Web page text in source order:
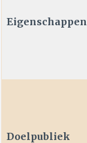
Eigenschappen
Doelpubliek